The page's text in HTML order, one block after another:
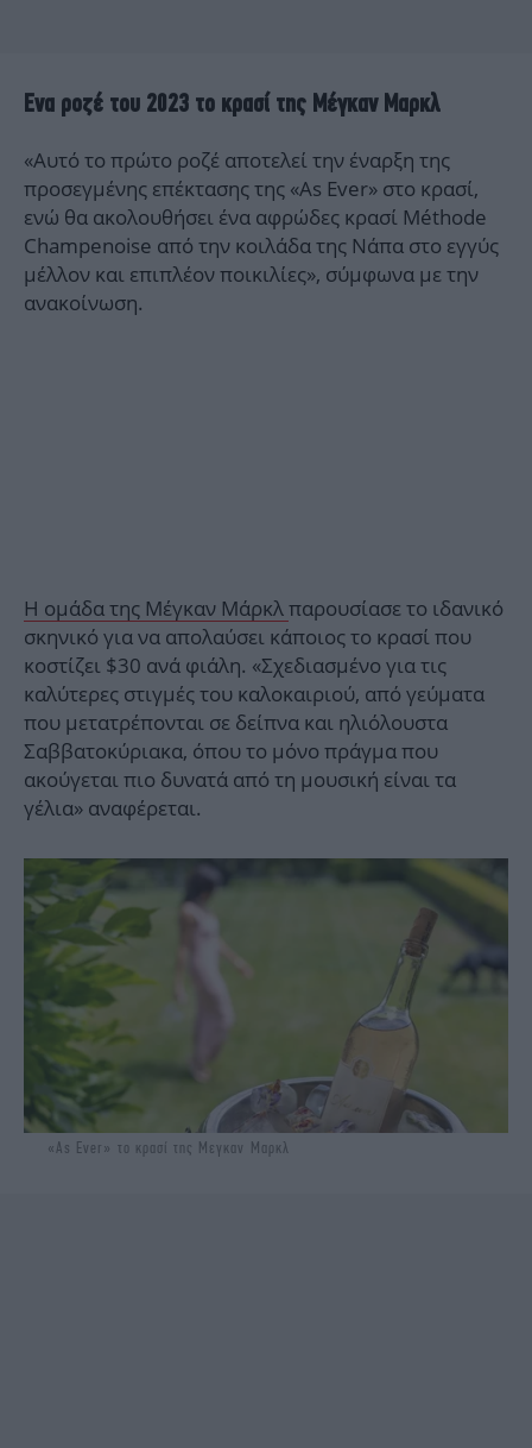
Ενα ροζέ του 2023 το κρασί της Μέγκαν Μαρκλ
«Αυτό το πρώτο ροζέ αποτελεί την έναρξη της
προσεγμένης επέκτασης της «As Ever» στο κρασί,
ενώ θα ακολουθήσει ένα αφρώδες κρασί Méthode
Champenoise από την κοιλάδα της Νάπα στο εγγύς
μέλλον και επιπλέον ποικιλίες», σύμφωνα με την
ανακοίνωση.
Η ομάδα της Μέγκαν Μάρκλπαρουσίασε το ιδανικό
σκηνικό για να απολαύσει κάποιος το κρασί που
κοστίζει $30 ανά φιάλη. «Σχεδιασμένο για τις
καλύτερες στιγμές του καλοκαιριού, από γεύματα
που μετατρέπονται σε δείπνα και ηλιόλουστα
Σαββατοκύριακα, όπου το μόνο πράγμα που
ακούγεται πιο δυνατά από τη μουσική είναι τα
γέλια» αναφέρεται.
«As Ever» το κρασί της Μεγκαν Μαρκλ